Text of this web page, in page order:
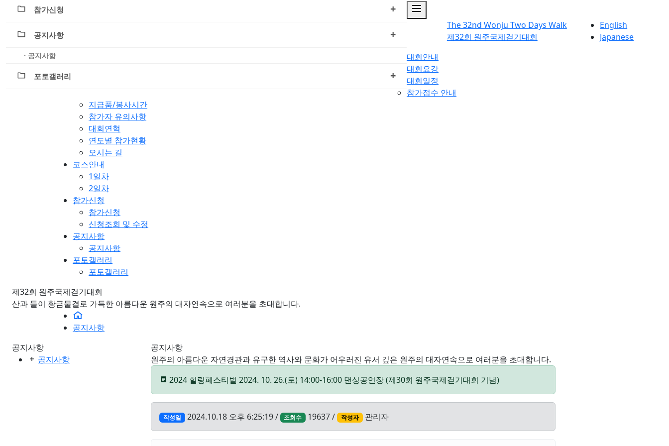
참가신청 +
공지사항 +
· 공지사항
포토갤러리 +
dehaze
The 32nd Wonju Two Days Walk
제32회 원주국제걷기대회
English
Japanese
대회안내
대회요강
대회일정
참가접수 안내
지급품/봉사시간
참가자 유의사항
대회연혁
연도별 참가현황
오시는 길
코스안내
1일차
2일차
참가신청
참가신청
신청조회 및 수정
공지사항
공지사항
포토갤러리
포토갤러리
제32회 원주국제걷기대회
산과 들이 황금물결로 가득한 아름다운 원주의 대자연속으로 여러분을 초대합니다.
공지사항
공지사항
공지사항
공지사항
원주의 아름다운 자연경관과 유구한 역사와 문화가 어우러진 유서 깊은 원주의 대자연속으로 여러분을 초대합니다.
2024 힐링페스티벌 2024. 10. 26.(토) 14:00-16:00 댄싱공연장 (제30회 원주국제걷기대회 기념)
작성일 2024.10.18 오후 6:25:19 / 조회수 19637 / 작성자 관리자